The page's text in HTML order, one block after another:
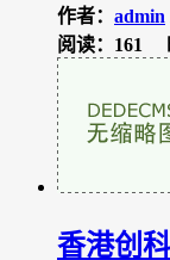
作者： admin
阅读：161
香港创